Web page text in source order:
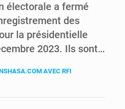
Comment des milliers d’Africains protègent et font fructifier leur argent avec l’USDT
électorale a fermé
des
la présidentielle
2023. Ils sont…
AVEC RFI